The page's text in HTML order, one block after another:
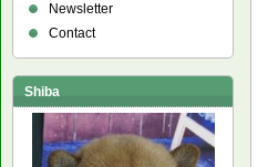
Newsletter
Contact
Shiba